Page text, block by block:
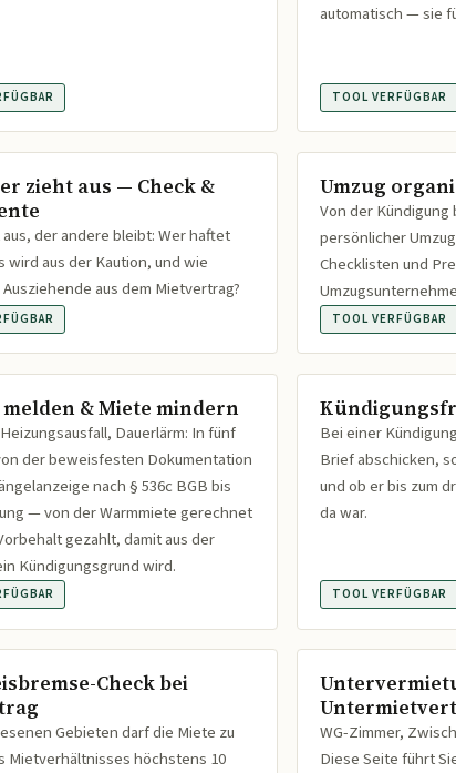
automatisch — sie
TOOL VERFÜGBAR
zieht aus — Check &
der andere bleibt: Wer haftet
wird aus der Kaution, und wie
aus dem Mietvertrag?
Umzug
Von der
persönlicher
Checklisten und
TOOL VERFÜGBAR
& Miete mindern
Dauerlärm: In fünf
der beweisfesten Dokumentation
nach § 536c BGB bis
— von der Warmmiete gerechnet
gezahlt, damit aus der
Kündigungsgrund wird.
Bei einer
Brief abschicken,
und ob er bis zum
da war.
TOOL VERFÜGBAR
Check bei
Gebieten darf die Miete zu
Mietverhältnisses höchstens 10
WG-Zimmer,
Diese Seite führt